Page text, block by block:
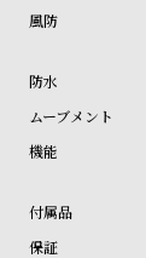
t
P
e
o
l
e